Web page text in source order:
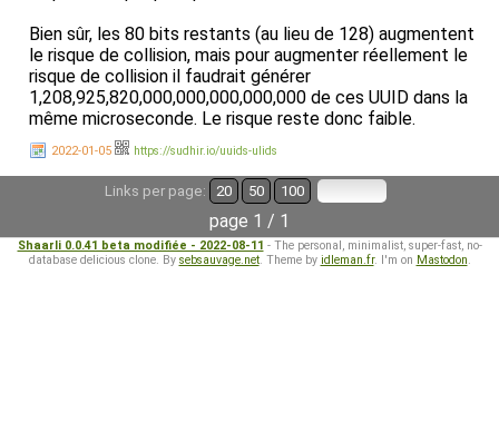
Bien sûr, les 80 bits restants (au lieu de 128) augmentent
le risque de collision, mais pour augmenter réellement le
risque de collision il faudrait générer
1,208,925,820,000,000,000,000,000 de ces UUID dans la
même microseconde. Le risque reste donc faible.
2022-01-05 https://sudhir.io/uuids-ulids
Links per page: 20 50 100
page 1 / 1
Shaarli 0.0.41 beta modifiée - 2022-08-11 - The personal, minimalist, super-fast, no-
database delicious clone. By sebsauvage.net. Theme by idleman.fr. I'm on Mastodon.